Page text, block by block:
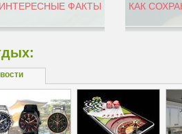
ФАКТЫ КАК